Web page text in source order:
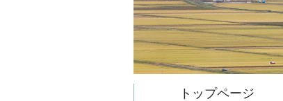
トップページ